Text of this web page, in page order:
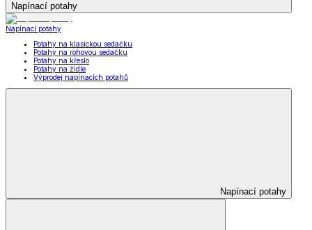
Napínací potahy
Napínací potahy
Potahy na klasickou sedačku
Potahy na rohovou sedačku
Potahy na křeslo
Potahy na židle
Výprodej napínacích potahů
Napínací potahy